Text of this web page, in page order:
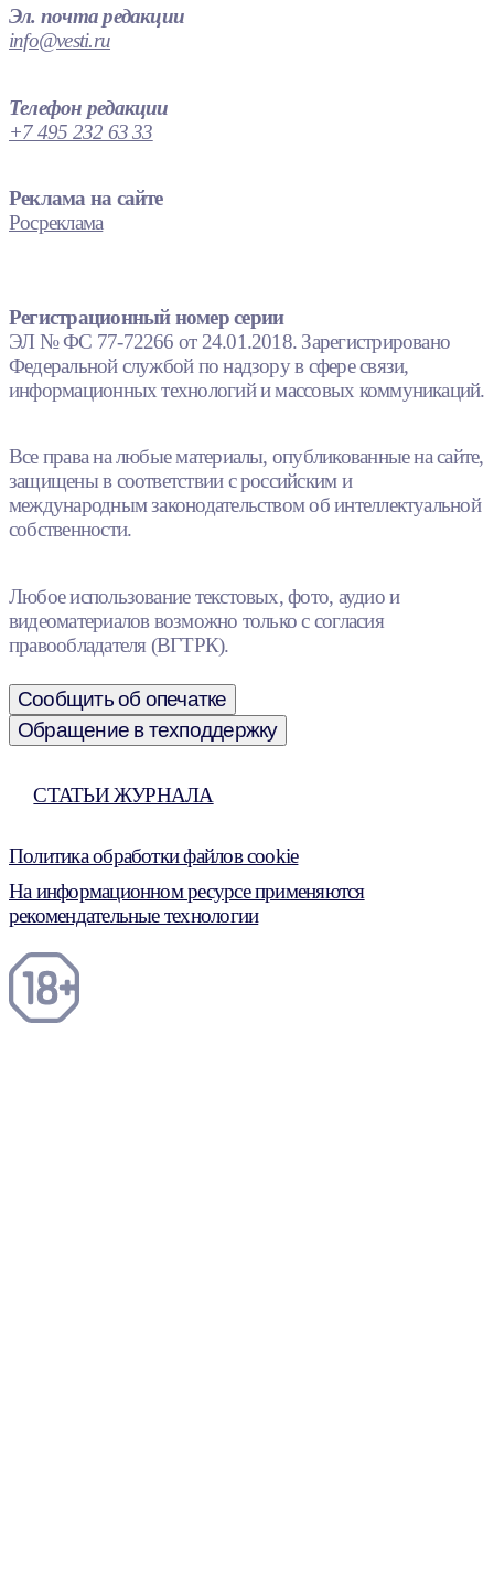
Эл. почта редакции
info@vesti.ru
Телефон редакции
+7 495 232 63 33
Реклама на сайте
Росреклама
Регистрационный номер серии
ЭЛ № ФС 77-72266 от 24.01.2018. Зарегистрировано
Федеральной службой по надзору в сфере связи,
информационных технологий и массовых коммуникаций.
Все права на любые материалы, опубликованные на сайте,
защищены в соответствии с российским и
международным законодательством об интеллектуальной
собственности.
Любое использование текстовых, фото, аудио и
видеоматериалов возможно только с согласия
правообладателя (ВГТРК).
Сообщить об опечатке
Обращение в техподдержку
СТАТЬИ ЖУРНАЛА
Политика обработки файлов cookie
На информационном ресурсе применяются
рекомендательные технологии